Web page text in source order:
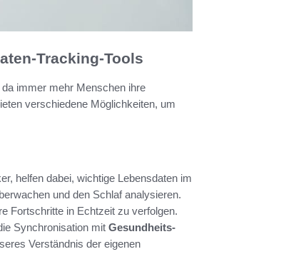
Tracking-Tools
immer mehr Menschen ihre
verschiedene Möglichkeiten, um
helfen dabei, wichtige Lebensdaten im
und den Schlaf analysieren.
Fortschritte in Echtzeit zu verfolgen.
Synchronisation mit Gesundheits-
Verständnis der eigenen